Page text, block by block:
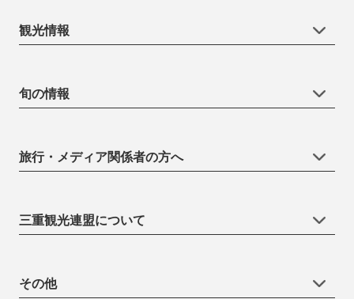
観光情報
旬の情報
旅行・メディア関係者の方へ
三重観光連盟について
その他